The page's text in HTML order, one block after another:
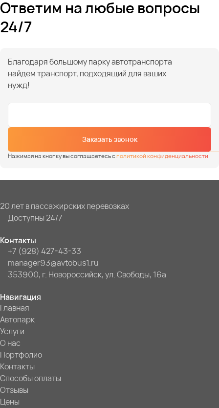
Ответим на любые вопросы
24/7
Благодаря большому парку автотранспорта
найдем транспорт, подходящий для ваших
нужд!
Заказать звонок
Нажимая на кнопку вы соглашаетесь сполитикой конфиденциальности
20 лет в пассажирских перевозках
Доступны 24/7
Контакты
+7 (928) 427-43-33
manager93@avtobus1.ru
353900, г. Новороссийск, ул. Свободы, 16а
Навигация
Главная
Автопарк
Услуги
О нас
Портфолио
Контакты
Способы оплаты
Отзывы
Цены